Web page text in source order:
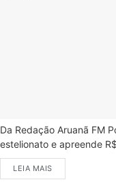
Da Redação Aruanã FM
estelionato e apreende
LEIA MAIS